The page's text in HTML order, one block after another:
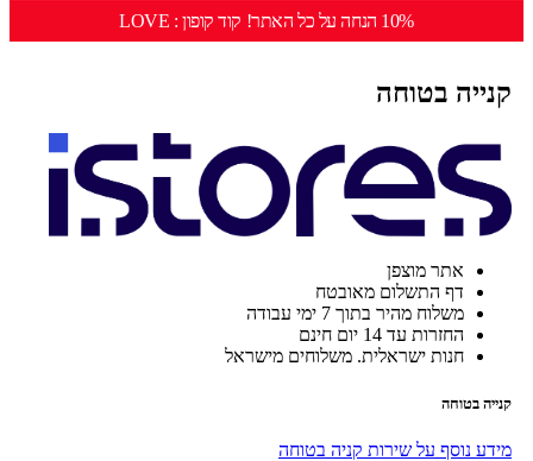
10% הנחה על כל האתר! קוד קופון : LOVE
קנייה בטוחה
אתר מוצפן
דף התשלום מאובטח
משלוח מהיר בתוך 7 ימי עבודה
החזרות עד 14 יום חינם
חנות ישראלית. משלוחים מישראל
קנייה בטוחה
מידע נוסף על שירות קניה בטוחה